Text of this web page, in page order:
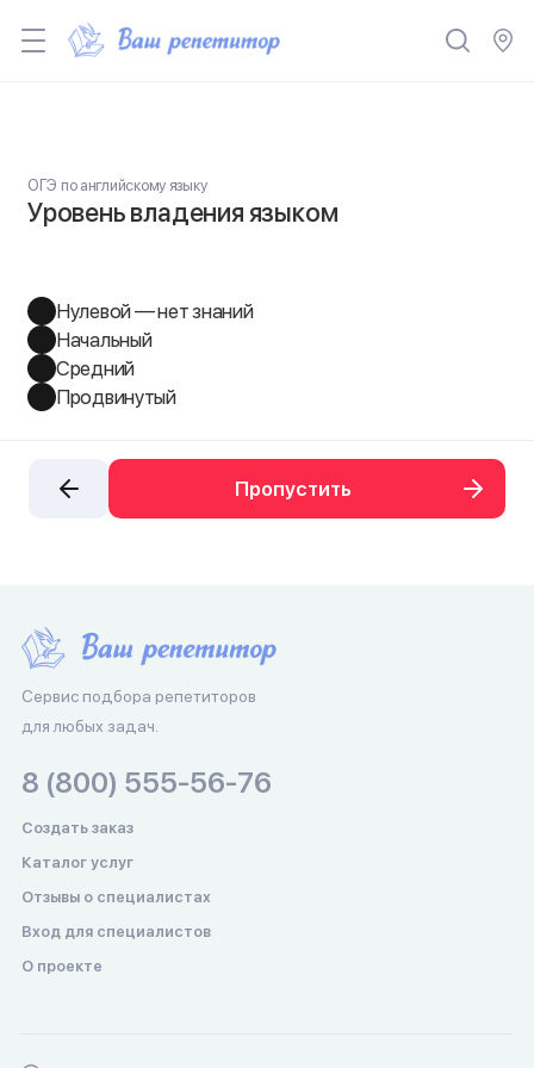
ОГЭ по английскому языку
Уровень владения языком
Нулевой — нет знаний
Начальный
Средний
Продвинутый
Пропустить
Сервис подбора репетиторов
для любых задач.
Создать заказ
Каталог услуг
Отзывы о специалистах
Вход для специалистов
О проекте
8 (800) 555-56-76